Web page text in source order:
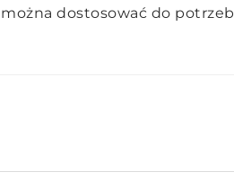
dostosować do potrzeb